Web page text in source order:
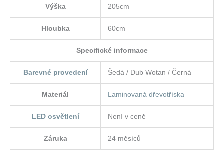
Výška 205cm
Hloubka 60cm
Specifické informace
Barevné provedení Šedá / Dub Wotan / Černá
Materiál Laminovaná dřevotříska
LED osvětlení Není v ceně
Záruka 24 měsíců